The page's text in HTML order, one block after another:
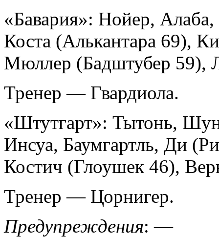
«Бавария»: Нойер,
Коста (Алькантара 69),
Мюллер (Бадштубер 59),
Тренер — Гвардиола.
«Штутгарт»: Тытонь,
Инсуа, Баумгартль, Ди
Костич (Глоушек 46),
Тренер — Цорнигер.
Предупреждения: —